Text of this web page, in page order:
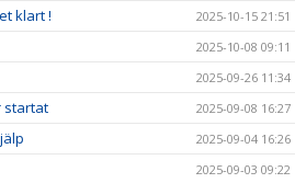
klart ! 2025-10-15 21:51
2025-10-08 09:11
2025-09-26 11:34
startat 2025-09-08 16:27
2025-09-04 16:26
2025-09-03 09:22